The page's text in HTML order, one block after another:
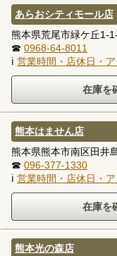
あらおシティモール店
熊本県荒尾市緑ケ丘1-
☎ 0968-64-8011
ℹ 営業時間・店休日・
熊本はません店
熊本県熊本市南区田井
☎ 096-377-1330
ℹ 営業時間・店休日・
熊本光の森店